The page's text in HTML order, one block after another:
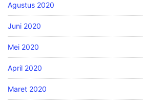
Agustus 2020
Juni 2020
Mei 2020
April 2020
Maret 2020